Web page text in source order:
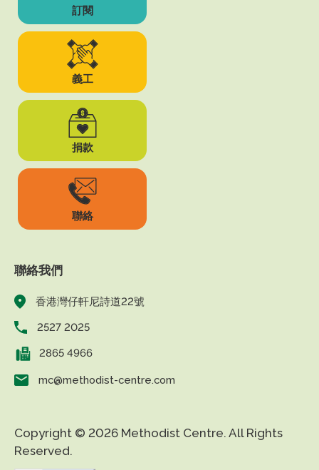
訂閱
義工
捐款
聯絡
聯絡我們
香港灣仔軒尼詩道22號
2527 2025
2865 4966
mc@methodist-centre.com
Copyright © 2026 Methodist Centre. All Rights
Reserved.